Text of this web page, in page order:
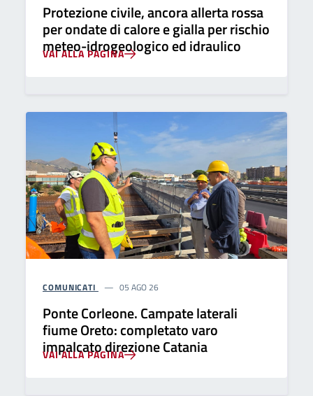
Protezione civile, ancora allerta rossa
per ondate di calore e gialla per rischio
meteo-idrogeologico ed idraulico
VAI ALLA PAGINA
COMUNICATI 05 AGO 26
Ponte Corleone. Campate laterali
fiume Oreto: completato varo
impalcato direzione Catania
VAI ALLA PAGINA